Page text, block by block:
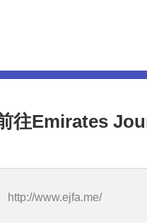
往Emirates
http://www.ejfa.me/